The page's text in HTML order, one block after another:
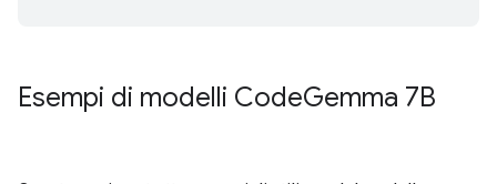
Esempi di modelli CodeGemma 7B